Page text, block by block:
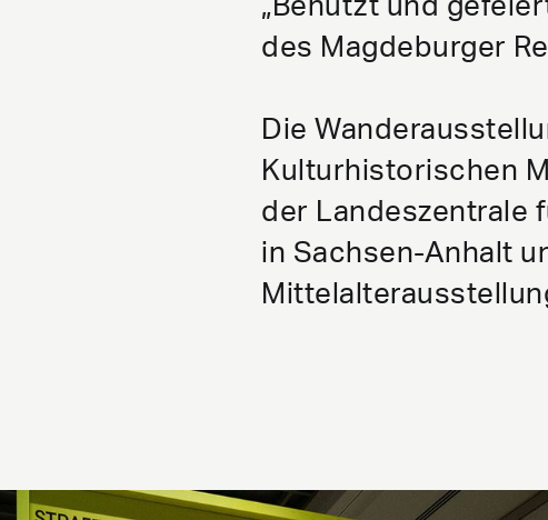
„Benutzt und
des Magdeburger
Die
Kulturhistorischen
der Landeszentrale
in Sachsen-Anhalt